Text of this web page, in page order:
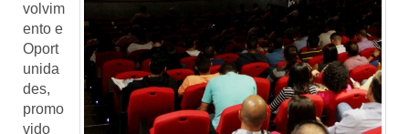
volvim
ento e
Oport
unida
des,
promo
vido